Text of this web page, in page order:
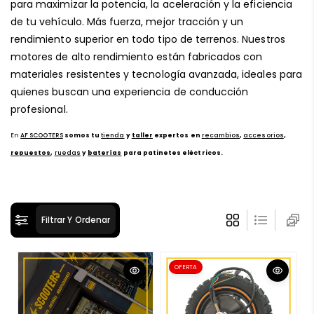
ó
n
:
para maximizar la potencia, la aceleración y la eficiencia
de tu vehículo. Más fuerza, mejor tracción y un
rendimiento superior en todo tipo de terrenos. Nuestros
motores de alto rendimiento están fabricados con
materiales resistentes y tecnología avanzada, ideales para
quienes buscan una experiencia de conducción
profesional.
EnAF SCOOTERS somos tutienda y taller expertos en recambios, accesorios,
repuestos, ruedas y baterías para patinetes eléctricos.
Filtrar Y Ordenar
OFERTA